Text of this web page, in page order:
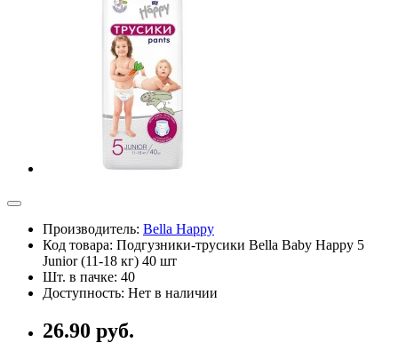
Производитель: Bella Happy
Код товара: Подгузники-трусики Bella Baby Happy 5
Junior (11-18 кг) 40 шт
Шт. в пачке: 40
Доступность: Нет в наличии
26.90 руб.